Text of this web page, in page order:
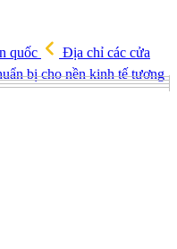
quốc
Địa chỉ các cửa
bị cho nền kinh tế tương